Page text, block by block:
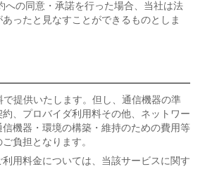
への同意・承諾を行った場合、当社は法
ったと見なすことができるものとしま
提供いたします。但し、通信機器の準
、プロバイダ利用料その他、ネットワー
機器・環境の構築・維持のための費用等
負担となります。
用料金については、当該サービスに関す